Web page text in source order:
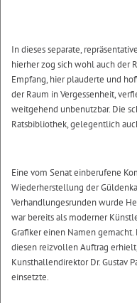
In dieses separate,
hierher zog sich wohl auch der
Empfang, hier plauderte und
der Raum in Vergessenheit,
weitgehend unbenutzbar. Die
Ratsbibliothek, gelegentlich
Eine vom Senat einberufene
Wiederherstellung der
Verhandlungesrunden wurde
war bereits als moderner
Grafiker einen Namen
diesen reizvollen Auftrag
Kunsthallendirektor Dr. Gustav
einsetzte.